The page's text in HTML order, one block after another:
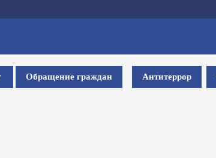
Обращение граждан Антитеррор